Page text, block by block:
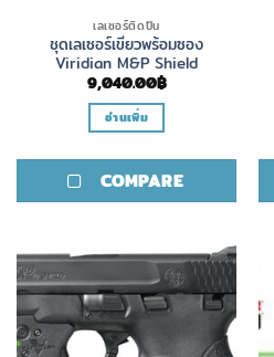
เลเซอร์ติดปืน
ชุดเลเซอร์เขียวพร้อมซอง
Viridian M&P Shield
9,040.00฿
อ่านเพิ่ม
COMPARE